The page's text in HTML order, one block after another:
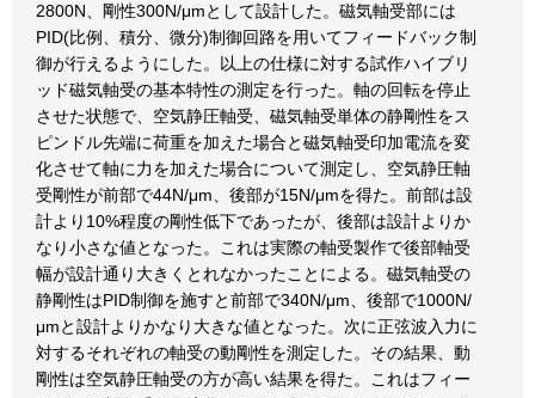
2800N、剛性300N/μmとして設計した。磁気軸受部には
PID(比例、積分、微分)制御回路を用いてフィードバック制
御が行えるようにした。以上の仕様に対する試作ハイブリ
ッド磁気軸受の基本特性の測定を行った。軸の回転を停止
させた状態で、空気静圧軸受、磁気軸受単体の静剛性をス
ピンドル先端に荷重を加えた場合と磁気軸受印加電流を変
化させて軸に力を加えた場合について測定し、空気静圧軸
受剛性が前部で44N/μm、後部が15N/μmを得た。前部は設
計より10%程度の剛性低下であったが、後部は設計よりか
なり小さな値となった。これは実際の軸受製作で後部軸受
幅が設計通り大きくとれなかったことによる。磁気軸受の
静剛性はPID制御を施すと前部で340N/μm、後部で1000N/
μmと設計よりかなり大きな値となった。次に正弦波入力に
対するそれぞれの軸受の動剛性を測定した。その結果、動
剛性は空気静圧軸受の方が高い結果を得た。これはフィー